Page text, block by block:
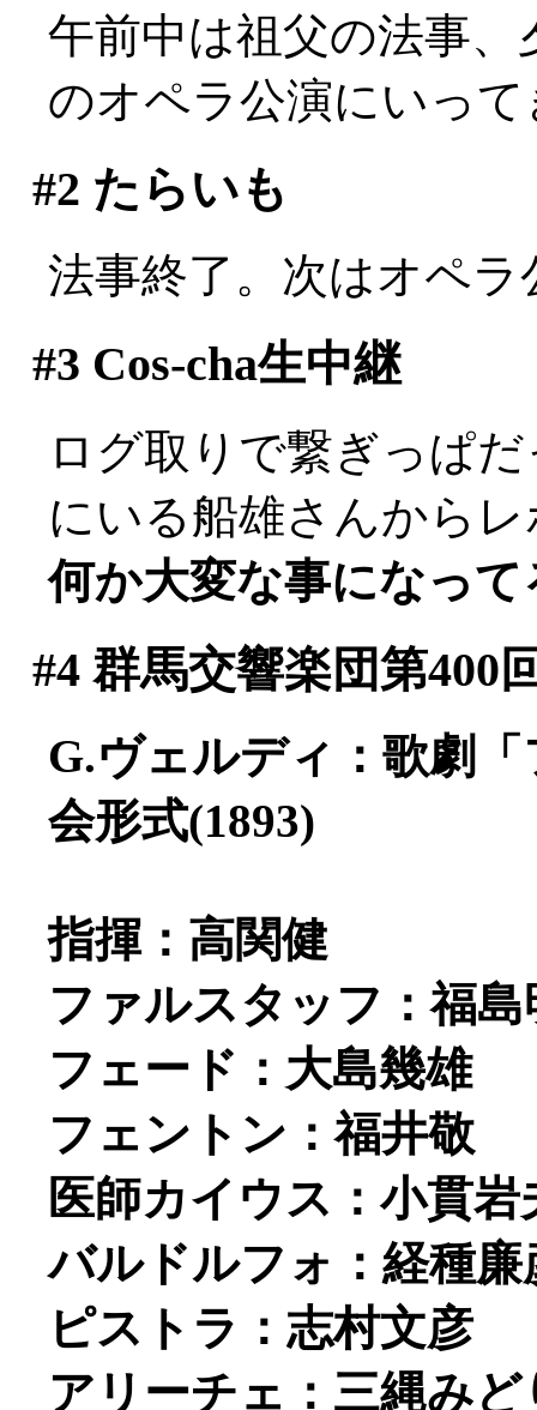
午前中は祖父の法事
のオペラ公演にいっ
#2 たらいも
法事終了。次はオペラ
#3 Cos-cha生中継
ログ取りで繋ぎっぱ
にいる船雄さんから
何か大変な事になっ
#4群馬交響楽団第400
G.ヴェルディ：歌劇
会形式(1893)
指揮：高関健
ファルスタッフ：福島
フェード：大島幾雄
フェントン：福井敬
医師カイウス：小貫岩
バルドルフォ：経種廉
ピストラ：志村文彦
アリーチェ：三縄みど